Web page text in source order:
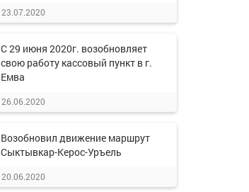
23.07.2020
С 29 июня 2020г. возобновляет
свою работу кассовый пункт в г.
Емва
26.06.2020
Возобновил движение маршрут
Сыктывкар-Керос-Уръель
20.06.2020